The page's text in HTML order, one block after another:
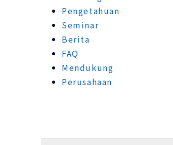
Pengetahuan
Seminar
Berita
FAQ
Mendukung
Perusahaan